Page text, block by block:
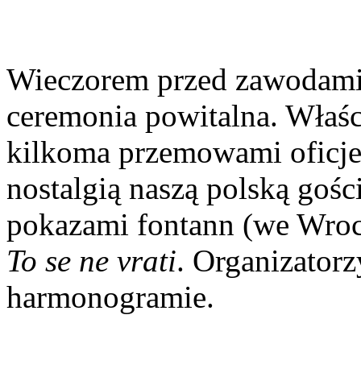
Wieczorem przed
ceremonia powitalna.
kilkoma przemowami
nostalgią naszą polską
pokazami fontann (we
To se ne vrati.
harmonogramie.